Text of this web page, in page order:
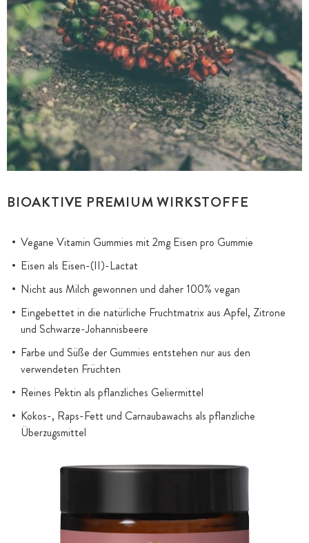
BIOAKTIVE PREMIUM WIRKSTOFFE
Vegane Vitamin Gummies mit 2mg Eisen pro Gummie
Eisen als Eisen-(II)-Lactat
Nicht aus Milch gewonnen und daher 100% vegan
Eingebettet in die natürliche Fruchtmatrix aus Apfel, Zitrone
und Schwarze-Johannisbeere
Farbe und Süße der Gummies entstehen nur aus den
verwendeten Früchten
Reines Pektin als pflanzliches Geliermittel
Kokos-, Raps-Fett und Carnaubawachs als pflanzliche
Überzugsmittel